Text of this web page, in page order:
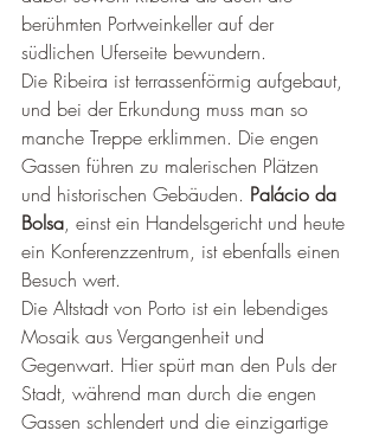
berühmten Portweinkeller auf der
südlichen Uferseite bewundern.
Die Ribeira ist terrassenförmig aufgebaut,
und bei der Erkundung muss man so
manche Treppe erklimmen. Die engen
Gassen führen zu malerischen Plätzen
und historischen Gebäuden. Palácio da
Bolsa, einst ein Handelsgericht und heute
ein Konferenzzentrum, ist ebenfalls einen
Besuch wert.
Die Altstadt von Porto ist ein lebendiges
Mosaik aus Vergangenheit und
Gegenwart. Hier spürt man den Puls der
Stadt, während man durch die engen
Gassen schlendert und die einzigartige